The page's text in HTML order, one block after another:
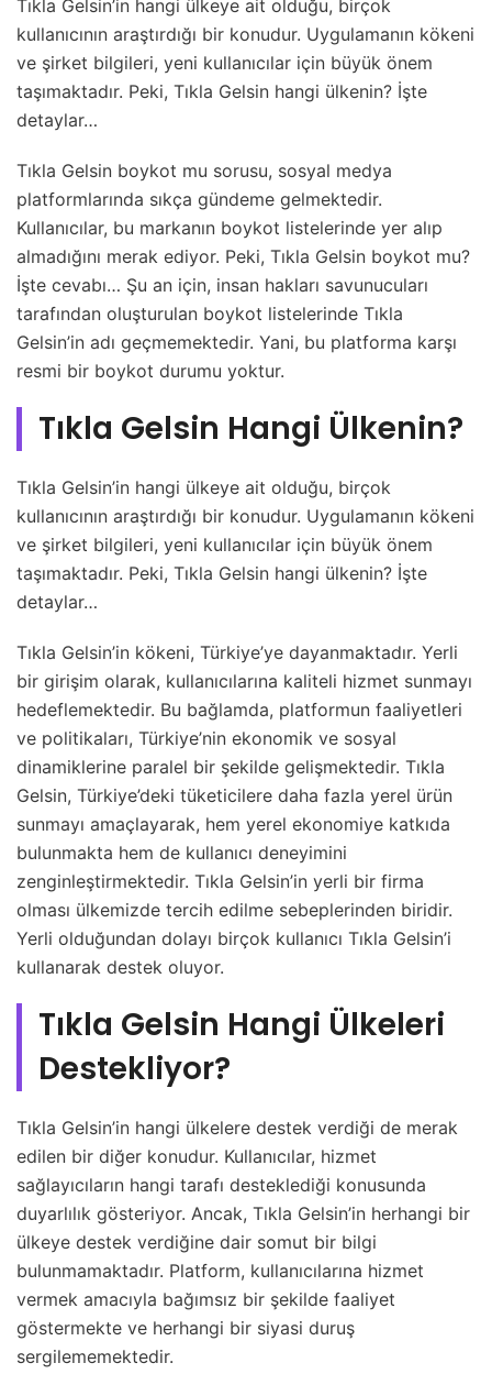
Tıkla Gelsin’in hangi ülkeye ait olduğu, birçok
kullanıcının araştırdığı bir konudur. Uygulamanın kökeni
ve şirket bilgileri, yeni kullanıcılar için büyük önem
taşımaktadır. Peki, Tıkla Gelsin hangi ülkenin? İşte
detaylar…
Tıkla Gelsin boykot mu sorusu, sosyal medya
platformlarında sıkça gündeme gelmektedir.
Kullanıcılar, bu markanın boykot listelerinde yer alıp
almadığını merak ediyor. Peki, Tıkla Gelsin boykot mu?
İşte cevabı… Şu an için, insan hakları savunucuları
tarafından oluşturulan boykot listelerinde Tıkla
Gelsin’in adı geçmemektedir. Yani, bu platforma karşı
resmi bir boykot durumu yoktur.
Tıkla Gelsin Hangi Ülkenin?
Tıkla Gelsin’in hangi ülkeye ait olduğu, birçok
kullanıcının araştırdığı bir konudur. Uygulamanın kökeni
ve şirket bilgileri, yeni kullanıcılar için büyük önem
taşımaktadır. Peki, Tıkla Gelsin hangi ülkenin? İşte
detaylar…
Tıkla Gelsin’in kökeni, Türkiye’ye dayanmaktadır. Yerli
bir girişim olarak, kullanıcılarına kaliteli hizmet sunmayı
hedeflemektedir. Bu bağlamda, platformun faaliyetleri
ve politikaları, Türkiye’nin ekonomik ve sosyal
dinamiklerine paralel bir şekilde gelişmektedir. Tıkla
Gelsin, Türkiye’deki tüketicilere daha fazla yerel ürün
sunmayı amaçlayarak, hem yerel ekonomiye katkıda
bulunmakta hem de kullanıcı deneyimini
zenginleştirmektedir. Tıkla Gelsin’in yerli bir firma
olması ülkemizde tercih edilme sebeplerinden biridir.
Yerli olduğundan dolayı birçok kullanıcı Tıkla Gelsin’i
kullanarak destek oluyor.
Tıkla Gelsin Hangi Ülkeleri
Destekliyor?
Tıkla Gelsin’in hangi ülkelere destek verdiği de merak
edilen bir diğer konudur. Kullanıcılar, hizmet
sağlayıcıların hangi tarafı desteklediği konusunda
duyarlılık gösteriyor. Ancak, Tıkla Gelsin’in herhangi bir
ülkeye destek verdiğine dair somut bir bilgi
bulunmamaktadır. Platform, kullanıcılarına hizmet
vermek amacıyla bağımsız bir şekilde faaliyet
göstermekte ve herhangi bir siyasi duruş
sergilememektedir.